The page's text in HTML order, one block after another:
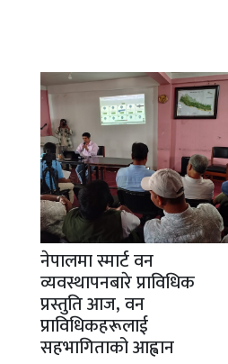
नेपालमा स्मार्ट वन
व्यवस्थापनबारे प्राविधिक
प्रस्तुति आज, वन
प्राविधिकहरूलाई
सहभागिताको आह्वान